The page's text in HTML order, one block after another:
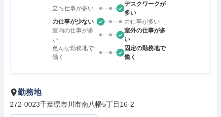
立ち仕事が多い
デスクワークが
多い
力仕事が少ない
力仕事が多い
室内の仕事が多
い
室外の仕事が多
い
色んな勤務地で
働く
固定の勤務地で
働く
勤務地
272-0023千葉県市川市南八幡5丁目16-2